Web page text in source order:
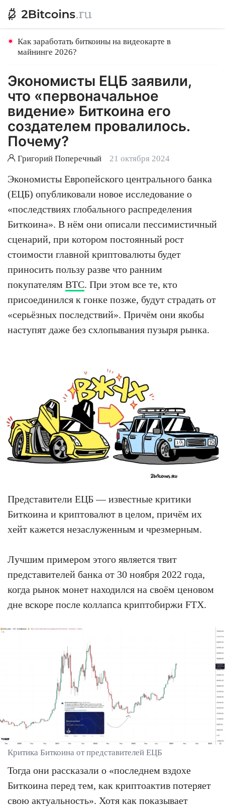
Как заработать биткоины на видеокарте в
майнинге 2026?
Экономисты ЕЦБ заявили,
что «первоначальное
видение» Биткоина его
создателем провалилось.
Почему?
Григорий Поперечный 21 октября 2024
Экономисты Европейского центрального банка
(ЕЦБ) опубликовали новое исследование о
«последствиях глобального распределения
Биткоина». В нём они описали пессимистичный
сценарий, при котором постоянный рост
стоимости главной криптовалюты будет
приносить пользу разве что ранним
покупателям BTC. При этом все те, кто
присоединился к гонке позже, будут страдать от
«серьёзных последствий». Причём они якобы
наступят даже без схлопывания пузыря рынка.
Представители ЕЦБ — известные критики
Биткоина и криптовалют в целом, причём их
хейт кажется незаслуженным и чрезмерным.
Лучшим примером этого является твит
представителей банка от 30 ноября 2022 года,
когда рынок монет находился на своём ценовом
дне вскоре после коллапса криптобиржи FTX.
Критика Биткоина от представителей ЕЦБ
Тогда они рассказали о «последнем вздохе
Биткоина перед тем, как криптоактив потеряет
свою актуальность». Хотя как показывает